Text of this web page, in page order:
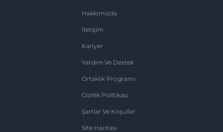
Hakkımızda
İletişim
Kariyer
Yardım Ve Destek
Ortaklık Programı
Gizlilik Politikası
Şartlar Ve Koşullar
Site Haritası